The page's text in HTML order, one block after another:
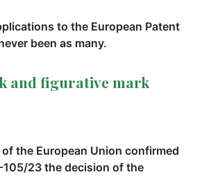
to the European Patent
been as many.
and figurative mark
the European Union confirmed
105/23 the decision of the